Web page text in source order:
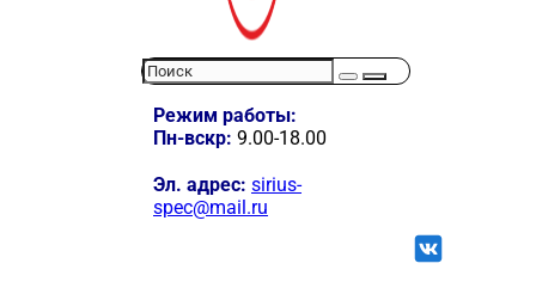
Режим работы:
Пн-вскр: 9.00-18.00
Эл. адрес: sirius-
spec@mail.ru